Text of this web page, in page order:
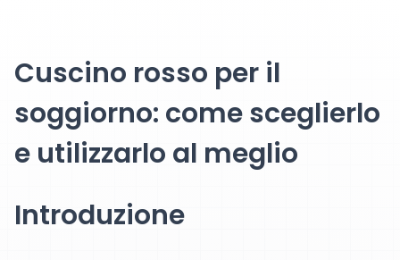
Cuscino rosso per il
soggiorno: come sceglierlo
e utilizzarlo al meglio
Introduzione